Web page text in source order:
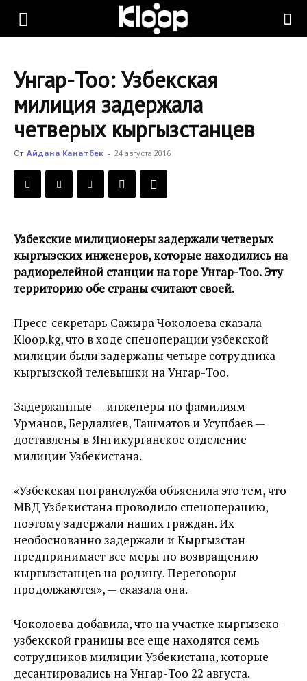
KLOOP.KG
Новости
Кыргызстана
Унгар-Тоо: Узбекская
милиция задержала
четверых кыргызстанцев
От Айдана Канатбек - 24 августа 2016
Узбекские милиционеры задержали четверых
кыргызских инженеров, которые находились на
радиорелейной станции на горе Унгар-Тоо. Эту
территорию обе страны считают своей.
Пресс-секретарь Сажыра Чоколоева сказала
Kloop.kg, что в ходе спецоперации узбекской
милиции были задержаны четыре сотрудника
кыргызской телевышки на Унгар-Тоо.
Задержанные — инженеры по фамилиям
Урманов, Бердалиев, Ташматов и Усупбаев —
доставлены в Янгикурганское отделение
милиции Узбекистана.
«Узбекская погранслужба объяснила это тем, что
МВД Узбекистана проводило спецоперацию,
поэтому задержали наших граждан. Их
необоснованно задержали и Кыргызстан
предпринимает все меры по возвращению
кыргызстанцев на родину. Переговоры
продолжаются», — сказала она.
Чоколоева добавила, что на участке кыргызско-
узбекской границы все еще находятся семь
сотрудников милиции Узбекистана, которые
десантировались на Унгар-Тоо 22 августа.